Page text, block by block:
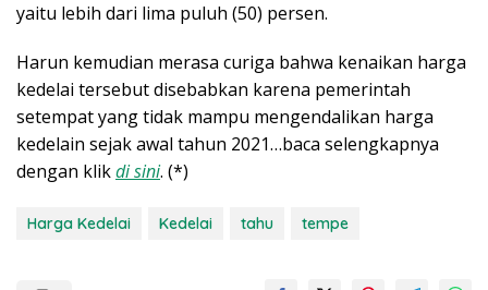
yaitu lebih dari lima puluh (50) persen.
Harun kemudian merasa curiga bahwa kenaikan harga
kedelai tersebut disebabkan karena pemerintah
setempat yang tidak mampu mengendalikan harga
kedelain sejak awal tahun 2021…baca selengkapnya
dengan klikdi sini. (*)
Harga Kedelai Kedelai tahu tempe